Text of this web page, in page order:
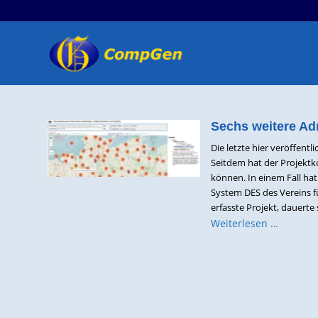
Sechs weitere
Die letzte hier
Seitdem hat der
können. In einem Fall
System DES des
erfasste Projekt,
Weiterlesen …